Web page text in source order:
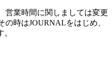
営業時間に関しましては変更
時はJOURNALをはじめ、